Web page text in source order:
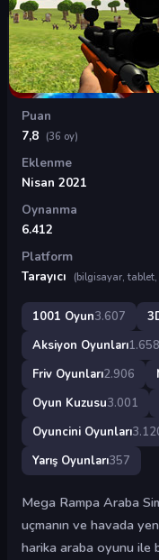
Oyunlar›3D Oyunlar
Mega Rampa
Puan
7,8 (36 oy)
Eklenme
Nisan 2021
Oynanma
6.412
Platform
Tarayıcı
(bilgisayar,
1001 Oyun3.607
Aksiyon Oyunları1.658
Friv Oyunları2.906
Oyun Kuzusu3.001
Oyuncini Oyunları
Yarış Oyunları357
Mega Rampa Araba
uçmanın ve havada
harika araba oyunu ile